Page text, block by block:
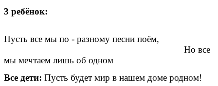
3 ребёнок:
Пусть все мы по - разному песни поём,
Но все
мы мечтаем лишь об одном
Все дети: Пусть будет мир в нашем доме родном!